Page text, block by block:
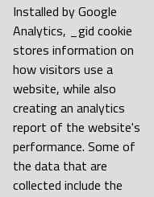
Installed by Google
Analytics, _gid cookie
stores information on
how visitors use a
website, while also
creating an analytics
report of the website's
performance. Some of
the data that are
collected include the